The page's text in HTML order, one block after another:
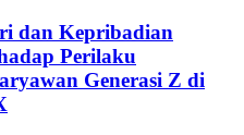
dan Kepribadian
Perilaku
Generasi Z di